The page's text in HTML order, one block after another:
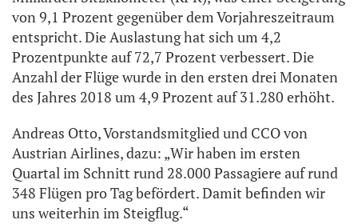
von 9,1 Prozent gegenüber dem Vorjahreszeitraum
entspricht. Die Auslastung hat sich um 4,2
Prozentpunkte auf 72,7 Prozent verbessert. Die
Anzahl der Flüge wurde in den ersten drei Monaten
des Jahres 2018 um 4,9 Prozent auf 31.280 erhöht.
Andreas Otto, Vorstandsmitglied und CCO von
Austrian Airlines, dazu: „Wir haben im ersten
Quartal im Schnitt rund 28.000 Passagiere auf rund
348 Flügen pro Tag befördert. Damit befinden wir
uns weiterhin im Steigflug.“